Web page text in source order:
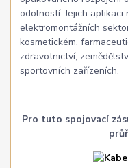
odolností. Jejich
elektromontážních
kosmetickém,
zdravotnictví,
sportovních zařízeních.
Pro tuto spojovací